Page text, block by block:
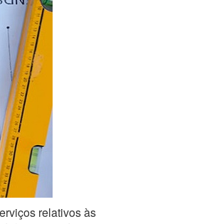
relativos às